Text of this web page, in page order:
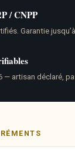
/ CNPP
Garantie
— artisan déclaré,